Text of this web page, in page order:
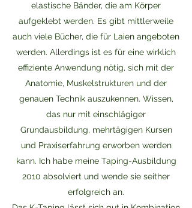
elastische Bänder, die am Körper
aufgeklebt werden. Es gibt mittlerweile
auch viele Bücher, die für Laien angeboten
werden. Allerdings ist es für eine wirklich
effiziente Anwendung nötig, sich mit der
Anatomie, Muskelstrukturen und der
genauen Technik auszukennen. Wissen,
das nur mit einschlägiger
Grundausbildung, mehrtägigen Kursen
und Praxiserfahrung erworben werden
kann. Ich habe meine Taping-Ausbildung
2010 absolviert und wende sie seither
erfolgreich an.